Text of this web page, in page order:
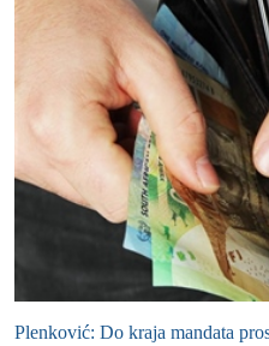
Plenković: Do kraja mandata